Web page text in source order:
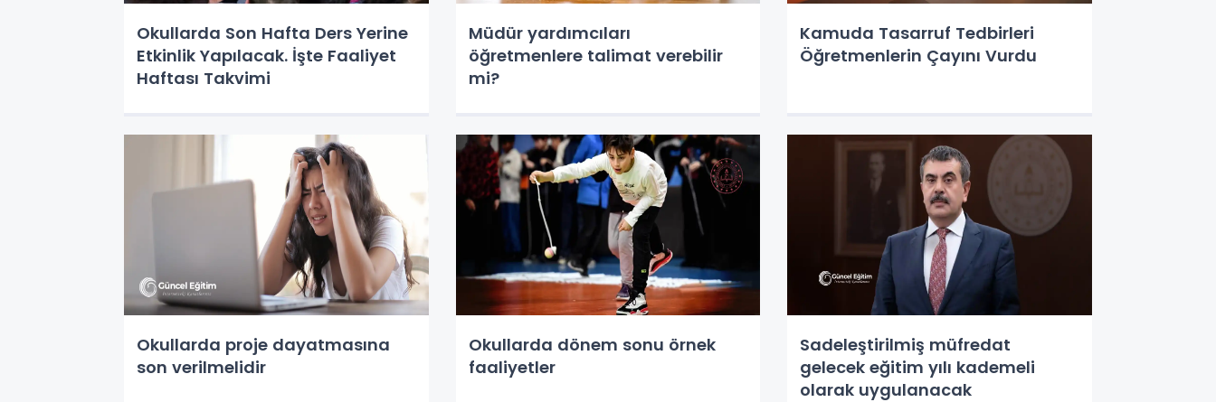
Okullarda Son Hafta Ders Yerine
Etkinlik Yapılacak. İşte Faaliyet
Haftası Takvimi
Müdür yardımcıları
öğretmenlere talimat verebilir
mi?
Kamuda Tasarruf Tedbirleri
Öğretmenlerin Çayını Vurdu
Okullarda proje dayatmasına
son verilmelidir
Okullarda dönem sonu örnek
faaliyetler
Sadeleştirilmiş müfredat
gelecek eğitim yılı kademeli
olarak uygulanacak